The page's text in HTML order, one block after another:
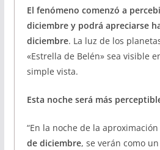
El fenómeno comenzó a
diciembre y podrá apreciarse
diciembre. La luz de los
«Estrella de Belén» sea visible
simple vista.
Esta noche será más
“En la noche de la
de diciembre, se verán como